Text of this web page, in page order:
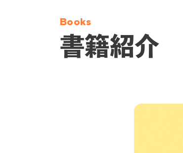
Books
書籍紹介